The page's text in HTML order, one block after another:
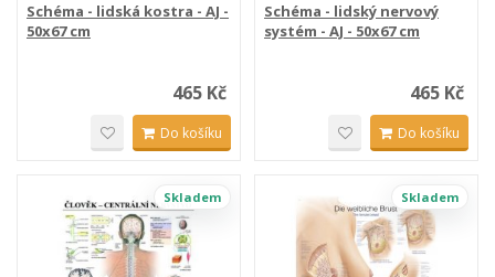
Schéma - lidská kostra - AJ -
50x67 cm
465 Kč
Do košíku
Schéma - lidský nervový
systém - AJ - 50x67 cm
465 Kč
Do košíku
Skladem Skladem